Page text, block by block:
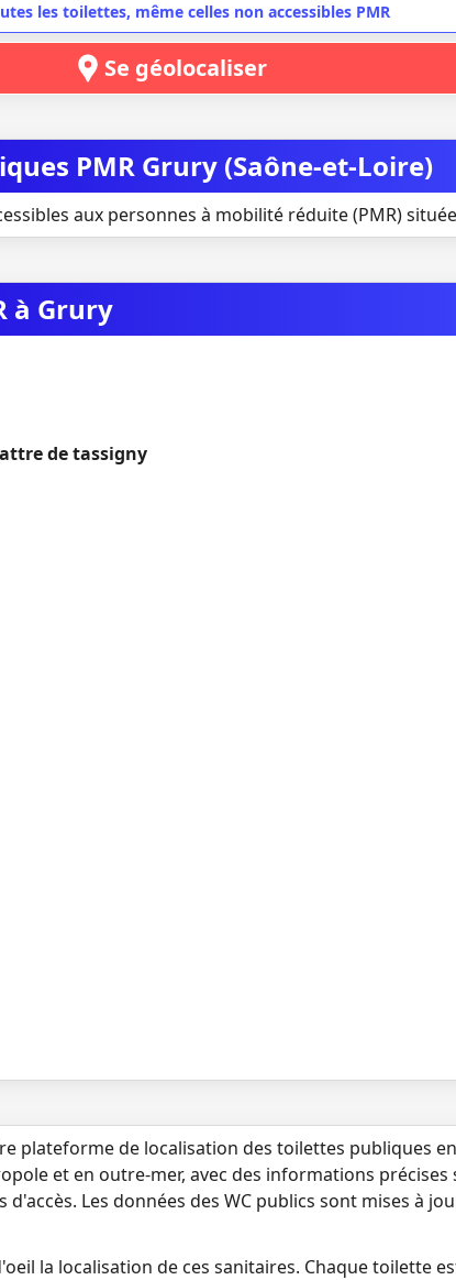
les toilettes, même celles non accessibles PMR
Se géolocaliser
PMR Grury (Saône-et-Loire)
aux personnes à mobilité réduite (PMR)
à Grury
de tassigny
plateforme de localisation des toilettes publiques en
et en outre-mer, avec des informations
Les données des WC publics sont mises à
la localisation de ces sanitaires. Chaque toilette